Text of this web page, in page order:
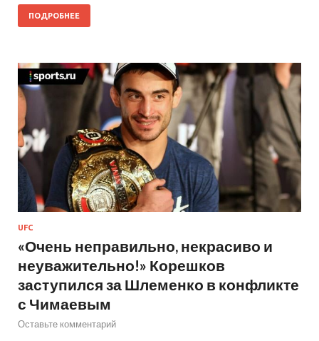
ПОДРОБНЕЕ
UFC
«Очень неправильно, некрасиво и
неуважительно!» Корешков
заступился за Шлеменко в конфликте
с Чимаевым
Оставьте комментарий